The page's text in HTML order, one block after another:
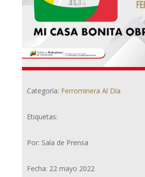
Categoría: Ferrominera Al Día
Etiquetas:
Por: Sala de Prensa
Fecha: 22 mayo 2022